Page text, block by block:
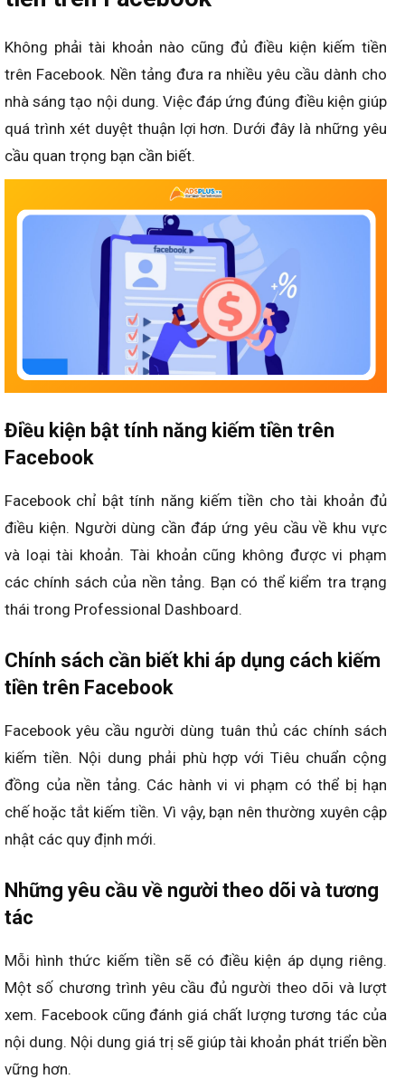
Không phải tài khoản nào cũng đủ điều kiện kiếm tiền
trên Facebook. Nền tảng đưa ra nhiều yêu cầu dành cho
nhà sáng tạo nội dung. Việc đáp ứng đúng điều kiện giúp
quá trình xét duyệt thuận lợi hơn. Dưới đây là những yêu
cầu quan trọng bạn cần biết.
Điều kiện bật tính năng kiếm tiền trên
Facebook
Facebook chỉ bật tính năng kiếm tiền cho tài khoản đủ
điều kiện. Người dùng cần đáp ứng yêu cầu về khu vực
và loại tài khoản. Tài khoản cũng không được vi phạm
các chính sách của nền tảng. Bạn có thể kiểm tra trạng
thái trong Professional Dashboard.
Chính sách cần biết khi áp dụng cách kiếm
tiền trên Facebook
Facebook yêu cầu người dùng tuân thủ các chính sách
kiếm tiền. Nội dung phải phù hợp với Tiêu chuẩn cộng
đồng của nền tảng. Các hành vi vi phạm có thể bị hạn
chế hoặc tắt kiếm tiền. Vì vậy, bạn nên thường xuyên cập
nhật các quy định mới.
Những yêu cầu về người theo dõi và tương
tác
Mỗi hình thức kiếm tiền sẽ có điều kiện áp dụng riêng.
Một số chương trình yêu cầu đủ người theo dõi và lượt
xem. Facebook cũng đánh giá chất lượng tương tác của
nội dung. Nội dung giá trị sẽ giúp tài khoản phát triển bền
vững hơn.